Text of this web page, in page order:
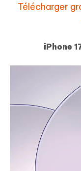
Télécharger
iPhone